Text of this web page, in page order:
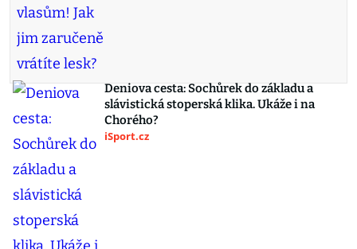
Deniova cesta: Sochůrek do základu a
slávistická stoperská klika. Ukáže i na
Chorého?
iSport.cz